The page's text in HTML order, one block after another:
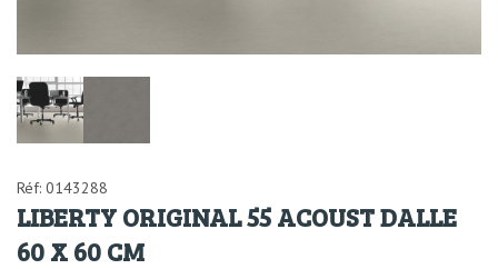
Réf: 0143288
LIBERTY ORIGINAL 55 ACOUST DALLE
60 X 60 CM